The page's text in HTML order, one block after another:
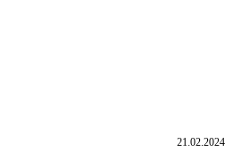
21.02.2024